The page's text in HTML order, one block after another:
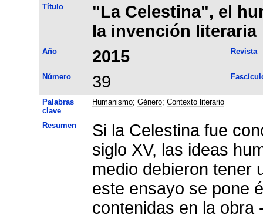
Título
"La Celestina", el
la invención literaria
Año 2015 Revista
Número 39
Palabras
clave
Humanismo; Género; Contexto literario
Resumen
Si la Celestina fue
siglo XV, las ideas
medio debieron tener
este ensayo se pone
contenidas en la obra